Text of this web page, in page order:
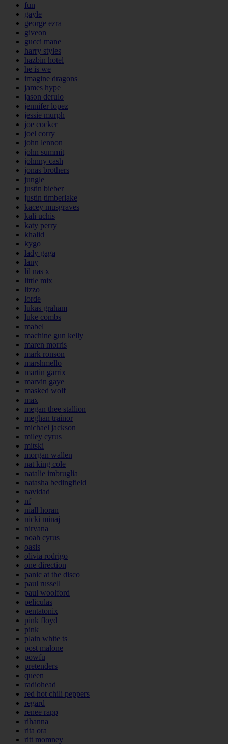
fun
gayle
george ezra
giveon
gucci mane
harry styles
hazbin hotel
he is we
imagine dragons
james hype
jason derulo
jennifer lopez
jessie murph
joe cocker
joel corry
john lennon
john summit
johnny cash
jonas brothers
jungle
justin bieber
justin timberlake
kacey musgraves
kali uchis
katy perry
khalid
kygo
lady gaga
lany
lil nas x
little mix
lizzo
lorde
lukas graham
luke combs
mabel
machine gun kelly
maren morris
mark ronson
marshmello
martin garrix
marvin gaye
masked wolf
max
megan thee stallion
meghan trainor
michael jackson
miley cyrus
mitski
morgan wallen
nat king cole
natalie imbruglia
natasha bedingfield
navidad
nf
niall horan
nicki minaj
nirvana
noah cyrus
oasis
olivia rodrigo
one direction
panic at the disco
paul russell
paul woolford
peliculas
pentatonix
pink floyd
pink
plain white ts
post malone
powfu
pretenders
queen
radiohead
red hot chili peppers
regard
renee rapp
rihanna
rita ora
ritt momney